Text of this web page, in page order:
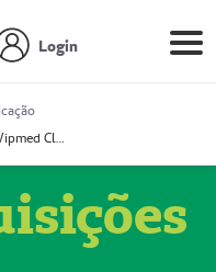
Login
Prestador: Vipmed Clínica Geral Ltda, 51004349-0 (Nome Fantasia: Policlínica Master)